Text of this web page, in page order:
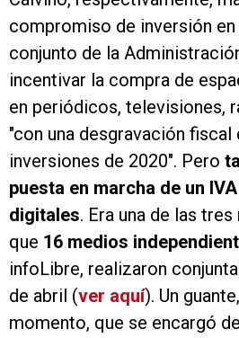
compromiso de inversión
conjunto de la
incentivar la compra de
en periódicos, televisiones,
"con una desgravación fiscal
inversiones de 2020". Pero
puesta en marcha de un
digitales. Era una de las
que 16 medios
infoLibre, realizaron
de abril (ver aquí). Un
momento, que se encargó